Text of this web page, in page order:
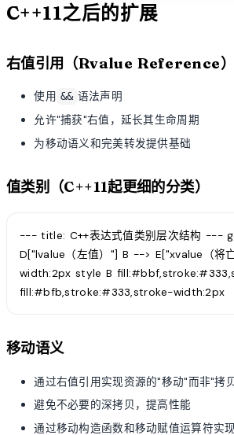
C++11之后的扩展
右值引用（Rvalue Reference）
使用 && 语法声明
允许"捕获"右值，延长其生命周期
为移动语义和完美转发提供基础
值类别（C++11起更细的分类）
--- title: C++表达式值类别层次结构 ---
D["lvalue（左值）"] B --> E["xvalue（
width:2px style B
fill:#bfb,stroke:#333,stroke-width:2px
移动语义
通过右值引用实现资源的"移动"而非"拷
避免不必要的深拷贝，提高性能
通过移动构造函数和移动赋值运算符实现